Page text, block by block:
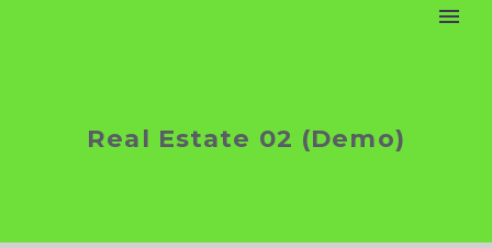
Real Estate 02 (Demo)